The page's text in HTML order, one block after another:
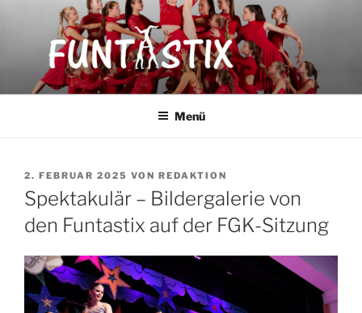
FUNTASTIX
Showakrobatik
Menü
VERÖFFENTLICHT
AM
2. FEBRUAR 2025 VON REDAKTION
Spektakulär – Bildergalerie von
den Funtastix auf der FGK-Sitzung